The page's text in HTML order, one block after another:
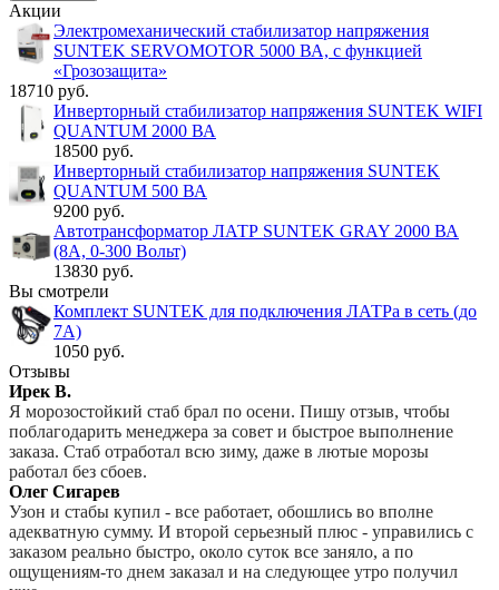
Акции
Электромеханический стабилизатор напряжения
SUNTEK SERVOMOTOR 5000 ВА, с функцией
«Грозозащита»
18710 руб.
Инверторный стабилизатор напряжения SUNTEK WIFI
QUANTUM 2000 ВА
18500 руб.
Инверторный стабилизатор напряжения SUNTEK
QUANTUM 500 ВА
9200 руб.
Автотрансформатор ЛАТР SUNTEK GRAY 2000 ВА
(8А, 0-300 Вольт)
13830 руб.
Вы смотрели
Комплект SUNTEK для подключения ЛАТРа в сеть (до
7А)
1050 руб.
Отзывы
Ирек В.
Я морозостойкий стаб брал по осени. Пишу отзыв, чтобы
поблагодарить менеджера за совет и быстрое выполнение
заказа. Стаб отработал всю зиму, даже в лютые морозы
работал без сбоев.
Олег Сигарев
Узон и стабы купил - все работает, обошлись во вполне
адекватную сумму. И второй серьезный плюс - управились с
заказом реально быстро, около суток все заняло, а по
ощущениям-то днем заказал и на следующее утро получил